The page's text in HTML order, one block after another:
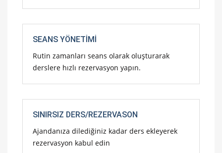
SEANS YÖNETIMI
Rutin zamanları seans olarak oluşturarak
derslere hızlı rezervasyon yapın.
SINIRSIZ DERS/REZERVASON
Ajandanıza dilediğiniz kadar ders ekleyerek
rezervasyon kabul edin